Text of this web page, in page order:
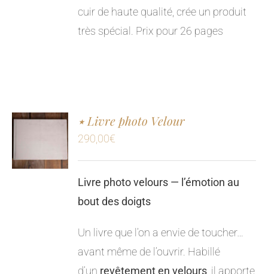
cuir de haute qualité, crée un produit
très spécial. Prix pour 26 pages
٭ Livre photo Velour
290,00€
Livre photo velours — l’émotion au
bout des doigts
Un livre que l’on a envie de toucher…
avant même de l’ouvrir. Habillé
d’un revêtement en velours , il apporte